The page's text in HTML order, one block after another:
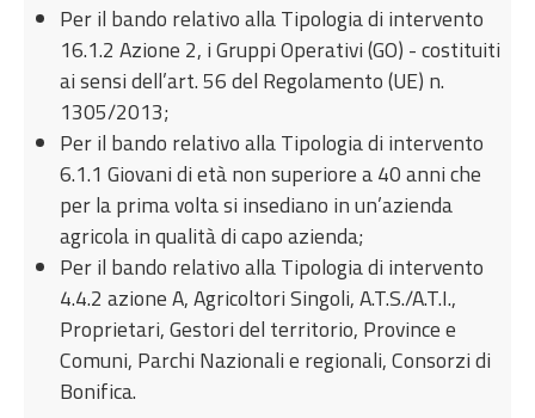
Per il bando relativo alla Tipologia di intervento
16.1.2 Azione 2, i Gruppi Operativi (GO) - costituiti
ai sensi dell’art. 56 del Regolamento (UE) n.
1305/2013;
Per il bando relativo alla Tipologia di intervento
6.1.1 Giovani di età non superiore a 40 anni che
per la prima volta si insediano in un’azienda
agricola in qualità di capo azienda;
Per il bando relativo alla Tipologia di intervento
4.4.2 azione A, Agricoltori Singoli, A.T.S./A.T.I.,
Proprietari, Gestori del territorio, Province e
Comuni, Parchi Nazionali e regionali, Consorzi di
Bonifica.